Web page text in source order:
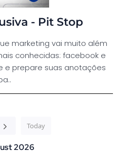
- Pit Stop
marketing vai muito além
conhecidas: facebook e
e prepare suas anotações
Today
2026